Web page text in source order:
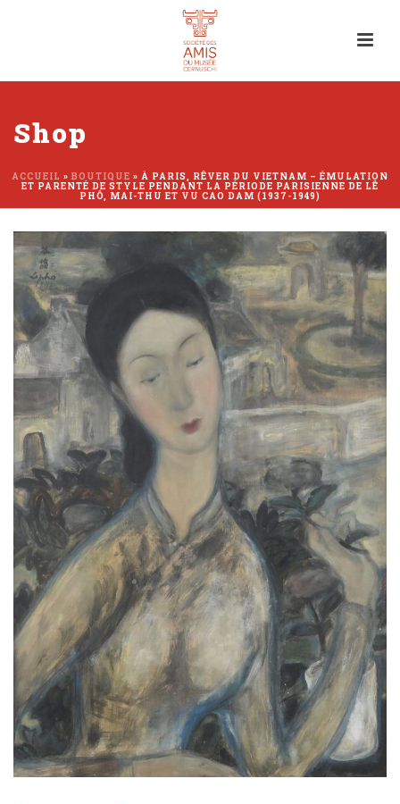
Shop
ACCUEIL » BOUTIQUE » À PARIS, RÊVER DU VIETNAM – ÉMULATION
ET PARENTÉ DE STYLE PENDANT LA PÉRIODE PARISIENNE DE LÊ
PHÔ, MAI-THU ET VU CAO DAM (1937-1949)